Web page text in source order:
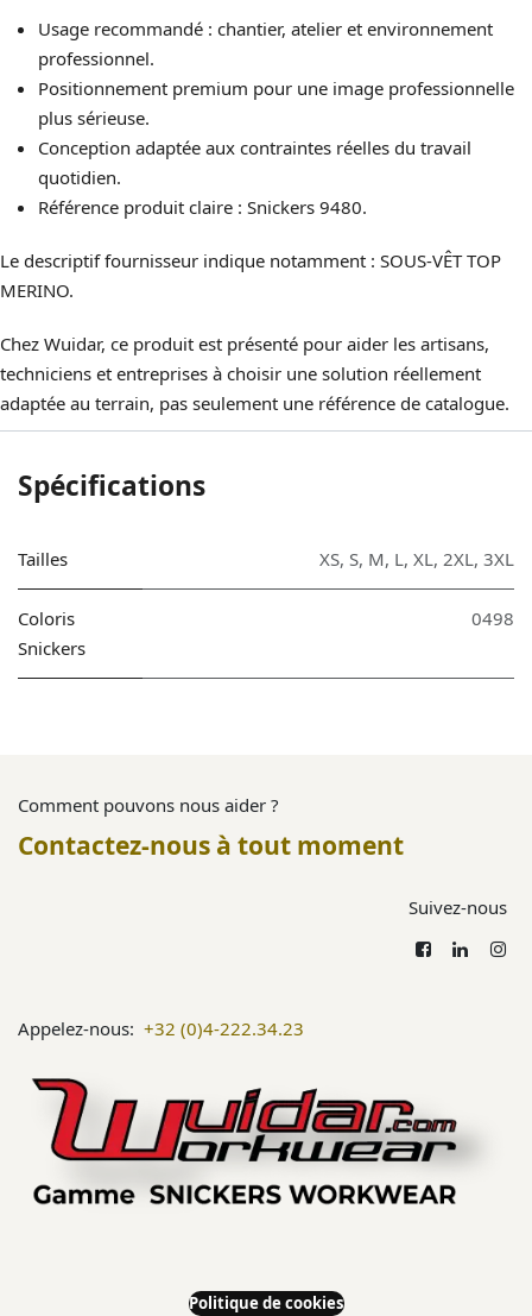
Usage recommandé : chantier, atelier et environnement
professionnel.
Positionnement premium pour une image professionnelle
plus sérieuse.
Conception adaptée aux contraintes réelles du travail
quotidien.
Référence produit claire : Snickers 9480.
Le descriptif fournisseur indique notamment : SOUS-VÊT TOP
MERINO.
Chez Wuidar, ce produit est présenté pour aider les artisans,
techniciens et entreprises à choisir une solution réellement
adaptée au terrain, pas seulement une référence de catalogue.
Spécifications
Tailles XS, S, M, L, XL, 2XL, 3XL
Coloris
Snickers
0498
Comment pouvons nous aider ?
Contactez-nous à tout moment
Suivez-nous
Appelez-nous: +32 (0)4-222.34.23
Politique de cookies